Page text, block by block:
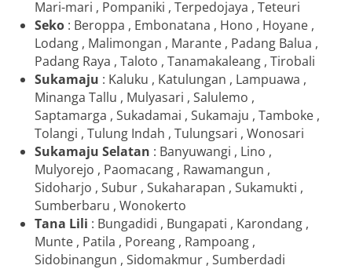
Mari-mari , Pompaniki , Terpedojaya , Teteuri
Seko : Beroppa , Embonatana , Hono , Hoyane ,
Lodang , Malimongan , Marante , Padang Balua ,
Padang Raya , Taloto , Tanamakaleang , Tirobali
Sukamaju : Kaluku , Katulungan , Lampuawa ,
Minanga Tallu , Mulyasari , Salulemo ,
Saptamarga , Sukadamai , Sukamaju , Tamboke ,
Tolangi , Tulung Indah , Tulungsari , Wonosari
Sukamaju Selatan : Banyuwangi , Lino ,
Mulyorejo , Paomacang , Rawamangun ,
Sidoharjo , Subur , Sukaharapan , Sukamukti ,
Sumberbaru , Wonokerto
Tana Lili : Bungadidi , Bungapati , Karondang ,
Munte , Patila , Poreang , Rampoang ,
Sidobinangun , Sidomakmur , Sumberdadi